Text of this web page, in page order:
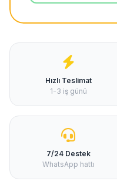
Hızlı Teslimat
1-3 iş günü
7/24 Destek
WhatsApp hattı